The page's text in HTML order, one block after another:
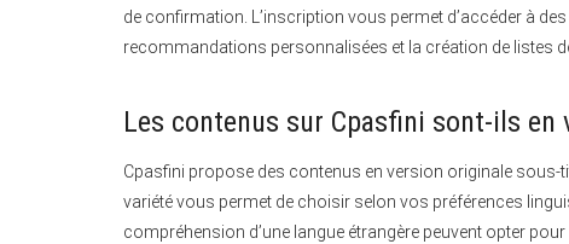
de confirmation. L’inscription vous permet d’accéder à
recommandations personnalisées et la création de listes
Les contenus sur Cpasfini sont-ils en
Cpasfini propose des contenus en version originale sous-
variété vous permet de choisir selon vos préférences
compréhension d’une langue étrangère peuvent opter